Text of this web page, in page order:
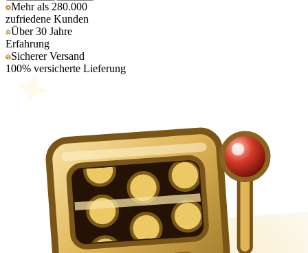
Mehr als 280.000
zufriedene Kunden
Über 30 Jahre
Erfahrung
Sicherer Versand
100% versicherte Lieferung